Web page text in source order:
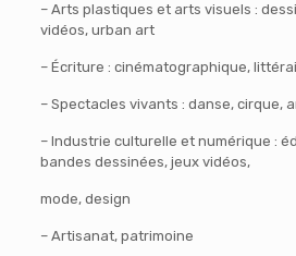
– Arts plastiques et arts visuels :
vidéos, urban art
– Écriture : cinématographique,
– Spectacles vivants : danse, cirque,
– Industrie culturelle et numérique :
bandes dessinées, jeux vidéos,
mode, design
– Artisanat, patrimoine